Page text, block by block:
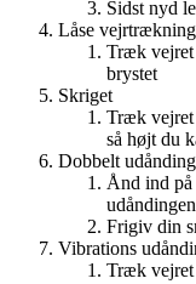
Sidst nyd
Låse vejrtrækning
Træk vejret
brystet
Skriget
Træk vejret
så højt du
Dobbelt udånding
Ånd ind
Frigiv din
Vibrations
Træk vejret